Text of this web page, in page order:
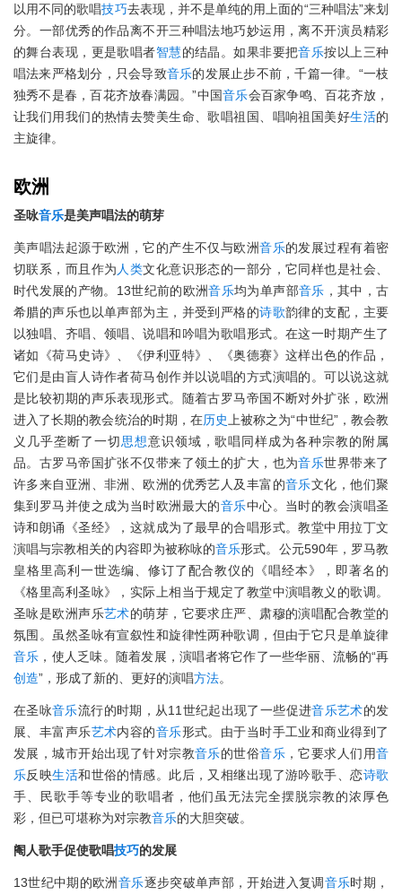
以用不同的歌唱技巧去表现，并不是单纯的用上面的“三种唱法”来划
分。一部优秀的作品离不开三种唱法地巧妙运用，离不开演员精彩
的舞台表现，更是歌唱者智慧的结晶。如果非要把音乐按以上三种
唱法来严格划分，只会导致音乐的发展止步不前，千篇一律。“一枝
独秀不是春，百花齐放春满园。”中国音乐会百家争鸣、百花齐放，
让我们用我们的热情去赞美生命、歌唱祖国、唱响祖国美好生活的
主旋律。
欧洲
圣咏音乐是美声唱法的萌芽
美声唱法起源于欧洲，它的产生不仅与欧洲音乐的发展过程有着密
切联系，而且作为 人类文化意识形态的一部分，它同样也是社会、
时代发展的产物。13世纪前的欧洲音乐均为单声部音乐 ，其中，古
希腊的声乐也以单声部为主，并受到严格的诗歌韵律的支配，主要
以独唱、齐唱、领唱、说唱和吟唱为歌唱形式。在这一时期产生了
诸如《荷马史诗》、《伊利亚特》、《奥德赛》这样出色的作品，
它们是由盲人诗作者荷马创作并以说唱的方式演唱的。可以说这就
是比较初期的声乐表现形式。随着古罗马帝国不断对外扩张，欧洲
进入了长期的教会统治的时期，在历史 上被称之为“中世纪”，教会教
义几乎垄断了一切思想意识领域，歌唱同样成为各种宗教的附属
品。古罗马帝国扩张不仅带来了领土的扩大，也为音乐世界带来了
许多来自亚洲、非洲、欧洲的优秀艺人及丰富的音乐文化，他们聚
集到罗马并使之成为当时欧洲最大的音乐中心。当时的教会演唱圣
诗和朗诵《圣经》，这就成为了最早的合唱形式。教堂中用拉丁文
演唱与宗教相关的内容即为被称咏的音乐形式。公元590年，罗马教
皇格里高利一世选编、修订了配合教仪的《唱经本》，即著名的
《格里高利圣咏》，实际上相当于规定了教堂中演唱教义的歌调。
圣咏是欧洲声乐艺术的萌芽，它要求庄严、肃穆的演唱配合教堂的
氛围。虽然圣咏有宣叙性和旋律性两种歌调，但由于它只是单旋律
音乐 ，使人乏味。随着发展，演唱者将它作了一些华丽、流畅的“再
创造”，形成了新的、更好的演唱方法。
在圣咏音乐流行的时期，从11世纪起出现了一些促进音乐艺术的发
展、丰富声乐艺术内容的音乐形式。由于当时手工业和商业得到了
发展，城市开始出现了针对宗教音乐的世俗音乐 ，它要求人们用音
乐反映生活和世俗的情感。此后，又相继出现了游吟歌手、恋诗歌
手、民歌手等专业的歌唱者，他们虽无法完全摆脱宗教的浓厚色
彩，但已可堪称为对宗教音乐的大胆突破。
阉人歌手促使歌唱技巧的发展
13世纪中期的欧洲音乐逐步突破单声部，开始进入复调音乐时期，